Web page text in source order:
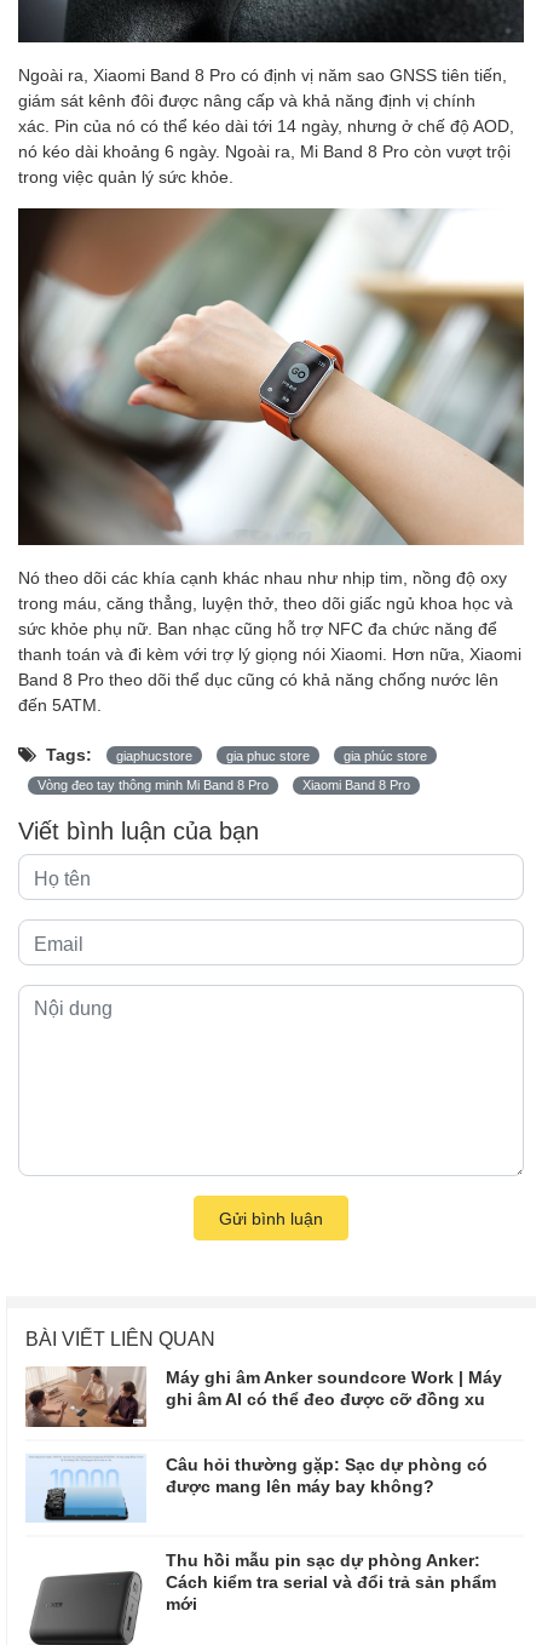
Ngoài ra, Xiaomi Band 8 Pro có định vị năm sao GNSS tiên tiến,
giám sát kênh đôi được nâng cấp và khả năng định vị chính
xác. Pin của nó có thể kéo dài tới 14 ngày, nhưng ở chế độ AOD,
nó kéo dài khoảng 6 ngày. Ngoài ra, Mi Band 8 Pro còn vượt trội
trong việc quản lý sức khỏe.
Nó theo dõi các khía cạnh khác nhau như nhịp tim, nồng độ oxy
trong máu, căng thẳng, luyện thở, theo dõi giấc ngủ khoa học và
sức khỏe phụ nữ. Ban nhạc cũng hỗ trợ NFC đa chức năng để
thanh toán và đi kèm với trợ lý giọng nói Xiaomi. Hơn nữa, Xiaomi
Band 8 Pro theo dõi thể dục cũng có khả năng chống nước lên
đến 5ATM.
Tags: giaphucstore gia phuc store gia phúc store
Vòng đeo tay thông minh Mi Band 8 Pro Xiaomi Band 8 Pro
Viết bình luận của bạn
Gửi bình luận
BÀI VIẾT LIÊN QUAN
Máy ghi âm Anker soundcore Work | Máy
ghi âm AI có thể đeo được cỡ đồng xu
Câu hỏi thường gặp: Sạc dự phòng có
được mang lên máy bay không?
Thu hồi mẫu pin sạc dự phòng Anker:
Cách kiểm tra serial và đổi trả sản phẩm
mới